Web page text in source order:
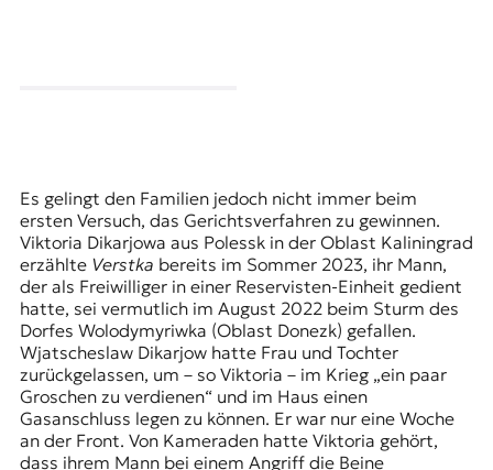
Es gelingt den Familien jedoch nicht immer beim
ersten Versuch, das Gerichtsverfahren zu gewinnen.
Viktoria Dikarjowa aus Polessk in der Oblast Kaliningrad
erzählte Verstka bereits im Sommer 2023, ihr Mann,
der als Freiwilliger in einer Reservisten-Einheit gedient
hatte, sei vermutlich im August 2022 beim Sturm des
Dorfes Wolodymyriwka (Oblast Donezk) gefallen.
Wjatscheslaw Dikarjow hatte Frau und Tochter
zurückgelassen, um – so Viktoria – im Krieg „ein paar
Groschen zu verdienen“ und im Haus einen
Gasanschluss legen zu können. Er war nur eine Woche
an der Front. Von Kameraden hatte Viktoria gehört,
dass ihrem Mann bei einem Angriff die Beine